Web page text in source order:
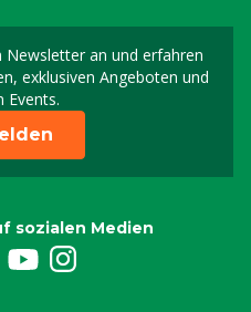
Newsletter an und erfahren
exklusiven Angeboten und
Events.
Melden Sie sich für
sozialen Medien